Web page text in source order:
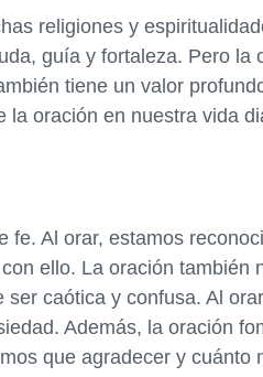
religiones y
guía y fortaleza. Pero la
tiene un valor
oración en nuestra vida
fe. Al orar, estamos
ello. La oración también
caótica y confusa. Al
Además, la oración
que agradecer y cuánto